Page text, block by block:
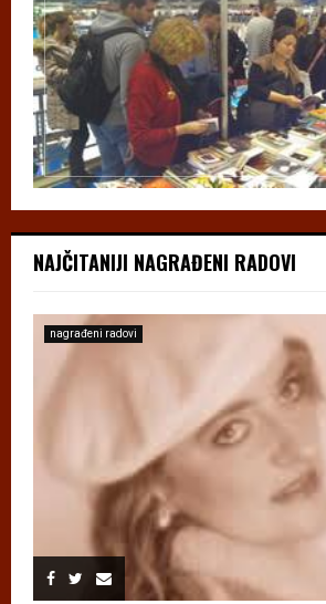
NAJČITANIJI NAGRAĐENI RADOVI
nagrađeni radovi